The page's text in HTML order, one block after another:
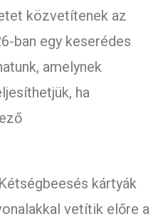
közvetítenek az
ban egy keserédes
amelynek
ha
kártyák
vetítik előre a